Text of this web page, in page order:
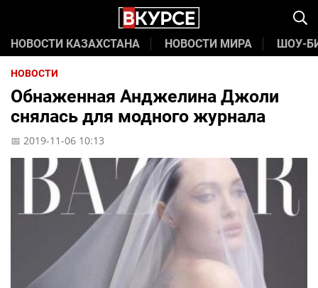
НОВОСТИ КАЗАХСТАНА НОВОСТИ МИРА ШОУ-
НОВОСТИ
Обнаженная Анджелина Джоли
снялась для модного журнала
📅 2019-11-06 10:13